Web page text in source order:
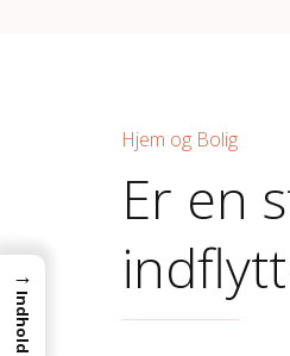
Hjem og Bolig
Er en
→
Indhold